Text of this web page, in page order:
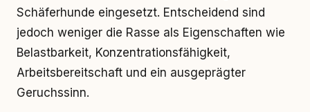
Schäferhunde eingesetzt. Entscheidend sind
jedoch weniger die Rasse als Eigenschaften wie
Belastbarkeit, Konzentrationsfähigkeit,
Arbeitsbereitschaft und ein ausgeprägter
Geruchssinn.